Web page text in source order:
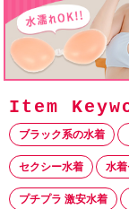
ブラック系の水着
セクシー水着 水
プチプラ 激安水着